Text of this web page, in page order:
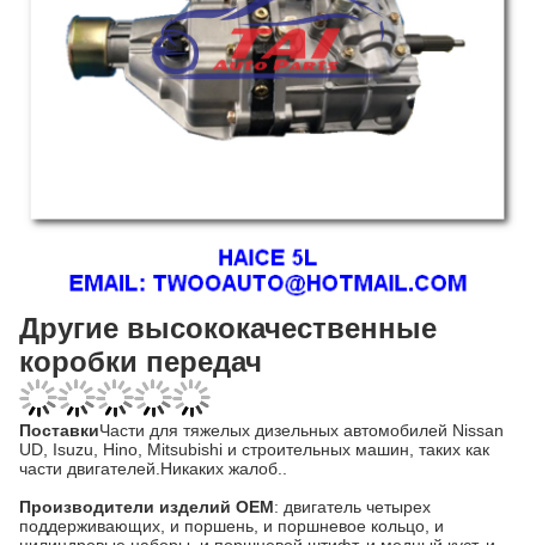
Другие высококачественные
коробки передач
ПоставкиЧасти для тяжелых дизельных автомобилей Nissan
UD, Isuzu, Hino, Mitsubishi и строительных машин, таких как
части двигателей.Никаких жалоб..
Производители изделий OEM: двигатель четырех
поддерживающих, и поршень, и поршневое кольцо, и